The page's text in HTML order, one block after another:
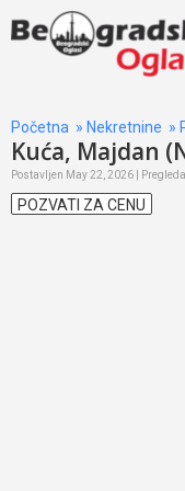
Početna » Nekretnine »
Kuća, Majdan
Postavljen May 22, 2026 |
POZVATI ZA CENU